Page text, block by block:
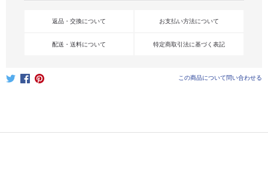
返品・交換について お支払い方法について
配送・送料について 特定商取引法に基づく表記
この商品について問い合わせる